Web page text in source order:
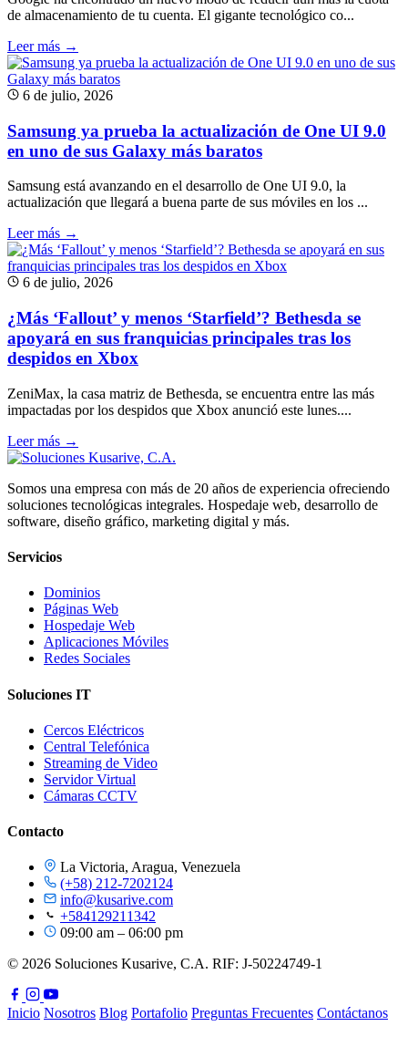
de almacenamiento de tu cuenta. El gigante tecnológico co...
Leer más →
6 de julio, 2026
Samsung ya prueba la actualización de One UI 9.0
en uno de sus Galaxy más baratos
Samsung está avanzando en el desarrollo de One UI 9.0, la
actualización que llegará a buena parte de sus móviles en los ...
Leer más →
6 de julio, 2026
¿Más ‘Fallout’ y menos ‘Starfield’? Bethesda se
apoyará en sus franquicias principales tras los
despidos en Xbox
ZeniMax, la casa matriz de Bethesda, se encuentra entre las más
impactadas por los despidos que Xbox anunció este lunes....
Leer más →
Somos una empresa con más de 20 años de experiencia ofreciendo
soluciones tecnológicas integrales. Hospedaje web, desarrollo de
software, diseño gráfico, marketing digital y más.
Servicios
Dominios
Páginas Web
Hospedaje Web
Aplicaciones Móviles
Redes Sociales
Soluciones IT
Cercos Eléctricos
Central Telefónica
Streaming de Video
Servidor Virtual
Cámaras CCTV
Contacto
La Victoria, Aragua, Venezuela
(+58) 212-7202124
info@kusarive.com
+584129211342
09:00 am – 06:00 pm
© 2026 Soluciones Kusarive, C.A. RIF: J-50224749-1
Inicio Nosotros Blog Portafolio Preguntas Frecuentes Contáctanos